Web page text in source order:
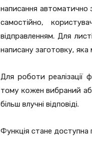
написання автоматично
самостійно,
відправленням. Для
написану заготовку,
Для роботи реалізації
тому кожен вибраний
більш влучні відповіді.
Функція стане доступна